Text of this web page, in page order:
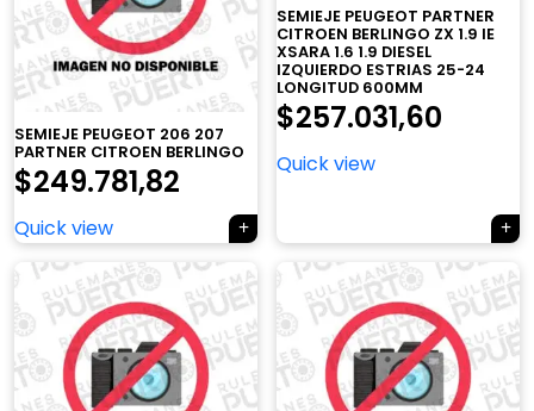
SEMIEJE PEUGEOT 206 207
PARTNER CITROEN BERLINGO
$249.781,82
Quick view
SEMIEJE PEUGEOT PARTNER
CITROEN BERLINGO ZX 1.9 IE
XSARA 1.6 1.9 DIESEL
IZQUIERDO ESTRIAS 25-24
LONGITUD 600MM
$257.031,60
Quick view